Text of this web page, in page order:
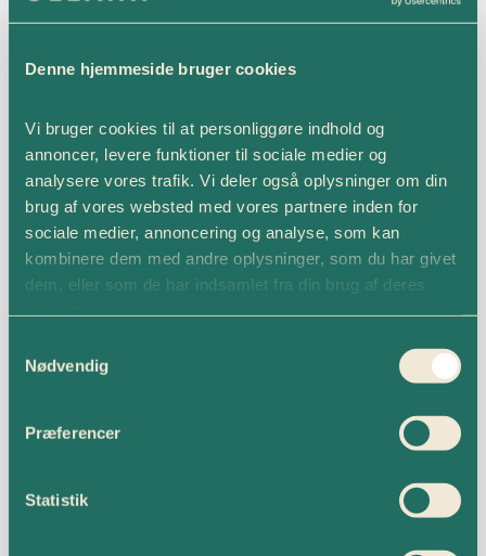
Denne hjemmeside bruger cookies
Vi bruger cookies til at personliggøre indhold og
annoncer, levere funktioner til sociale medier og
analysere vores trafik. Vi deler også oplysninger om din
brug af vores websted med vores partnere inden for
sociale medier, annoncering og analyse, som kan
kombinere dem med andre oplysninger, som du har givet
dem, eller som de har indsamlet fra din brug af deres
Selection
Nødvendig
Præferencer
Statistik